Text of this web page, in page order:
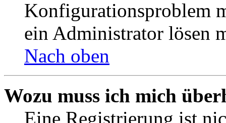
Konfigurationsproblem
ein Administrator lösen
Nach oben
Wozu muss ich mich
Eine Registrierung ist